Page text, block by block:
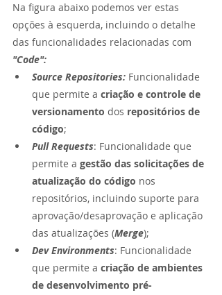
Na figura abaixo podemos ver estas
opções à esquerda, incluindo o detalhe
das funcionalidades relacionadas com
"Code":
Source Repositories: Funcionalidade
que permite a criação e controle de
versionamento dos repositórios de
código;
Pull Requests: Funcionalidade que
permite a gestão das solicitações de
atualização do código nos
repositórios, incluindo suporte para
aprovação/desaprovação e aplicação
das atualizações (Merge);
Dev Environments: Funcionalidade
que permite a criação de ambientes
de desenvolvimento pré-